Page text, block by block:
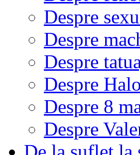
Despre
Despre
Despre
Despre
Despre 8
Despre